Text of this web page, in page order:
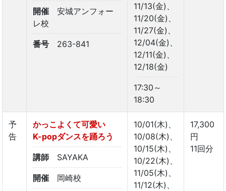
開催
安城アンフォー
レ校
番号 263-841
11/13(金)、
11/20(金)、
11/27(金)、
12/04(金)、
12/11(金)、
12/18(金)
17:30～
18:30
予
告
かっこよくて可愛い
K-popダンスを踊ろう
講師 SAYAKA
開催 岡崎校
10/01(木)、
10/08(木)、
10/15(木)、
10/22(木)、
11/05(木)、
11/12(木)、
17,300
円
11回分